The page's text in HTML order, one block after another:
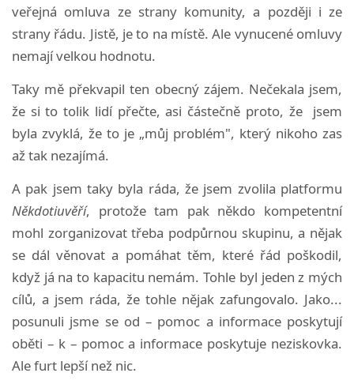
veřejná omluva ze strany komunity, a později i ze
strany řádu. Jistě, je to na místě. Ale vynucené omluvy
nemají velkou hodnotu.
Taky mě překvapil ten obecný zájem. Nečekala jsem,
že si to tolik lidí přečte, asi částečně proto, že jsem
byla zvyklá, že to je „můj problém", který nikoho zas
až tak nezajímá.
A pak jsem taky byla ráda, že jsem zvolila platformu
Někdotiuvěří, protože tam pak někdo kompetentní
mohl zorganizovat třeba podpůrnou skupinu, a nějak
se dál věnovat a pomáhat těm, které řád poškodil,
když já na to kapacitu nemám. Tohle byl jeden z mých
cílů, a jsem ráda, že tohle nějak zafungovalo. Jako...
posunuli jsme se od – pomoc a informace poskytují
oběti – k – pomoc a informace poskytuje neziskovka.
Ale furt lepší než nic.